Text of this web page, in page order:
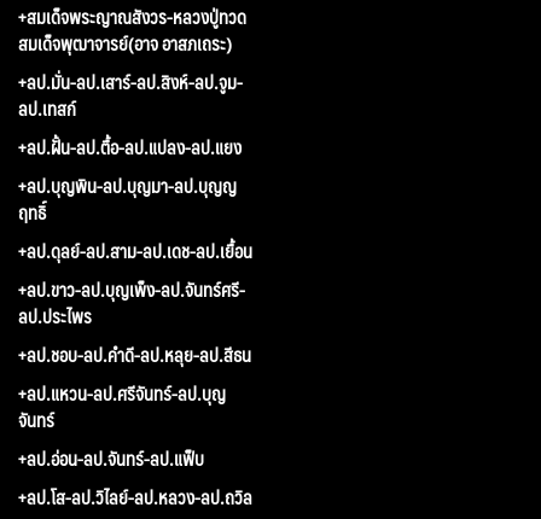
+สมเด็จพระญาณสังวร-หลวงปู่ทวด
สมเด็จพุฒาจารย์(อาจ อาสภเถระ)
+ลป.มั่น-ลป.เสาร์-ลป.สิงห์-ลป.จูม-
ลป.เทสก์
+ลป.ฝั้น-ลป.ตื้อ-ลป.แปลง-ลป.แยง
+ลป.บุญพิน-ลป.บุญมา-ลป.บุญญ
ฤทธิ์
+ลป.ดุลย์-ลป.สาม-ลป.เดช-ลป.เยื้อน
+ลป.ขาว-ลป.บุญเพ็ง-ลป.จันทร์ศรี-
ลป.ประไพร
+ลป.ชอบ-ลป.คำดี-ลป.หลุย-ลป.สีธน
+ลป.แหวน-ลป.ศรีจันทร์-ลป.บุญ
จันทร์
+ลป.อ่อน-ลป.จันทร์-ลป.แฟ็บ
+ลป.โส-ลป.วิไลย์-ลป.หลวง-ลป.ถวิล